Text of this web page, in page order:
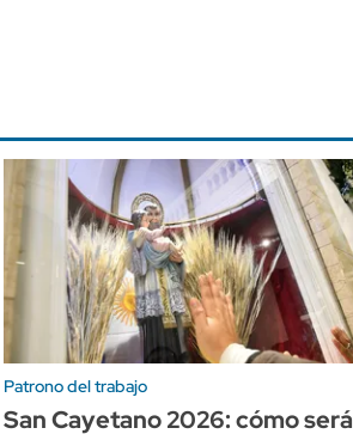
Patrono del trabajo
San Cayetano 2026: cómo será